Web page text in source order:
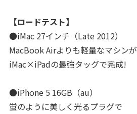
【ロードテスト】
●iMac 27インチ（Late 2012）
MacBook Airよりも軽量なマシンが
iMac×iPadの最強タッグで完成!
●iPhone 5 16GB（au）
蛍のように美しく光るプラグで